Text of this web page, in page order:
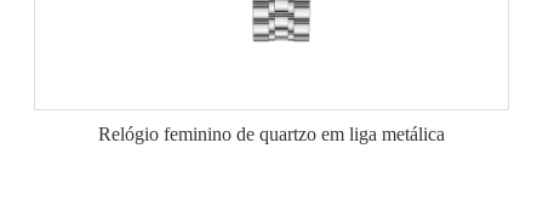
Relógio feminino de quartzo em liga metálica